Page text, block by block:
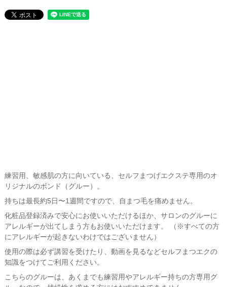
練習用、敏感肌の方に向いている、セルフまつげエクステ専用のオ
リジナルのボンド（グルー）。
持ちは最長約5日〜1週間ですので、自まつ毛を痛めません。
化粧品登録済みで安心にお使いいただけるほか、サロンのグルーに
アレルギーが出てしまう方もお使いいただけます。 （※すべての方
にアレルギーが起きないわけではございません）
使用の際は必ず講習を受けたり、動画を見るなどセルフまつエクの
知識をつけてご利用ください。
こちらのグルーは、あくまでも練習用やアレルギー持ちの方専用グ